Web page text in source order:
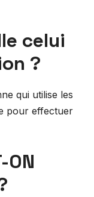
celui
?
qui utilise les
pour effectuer